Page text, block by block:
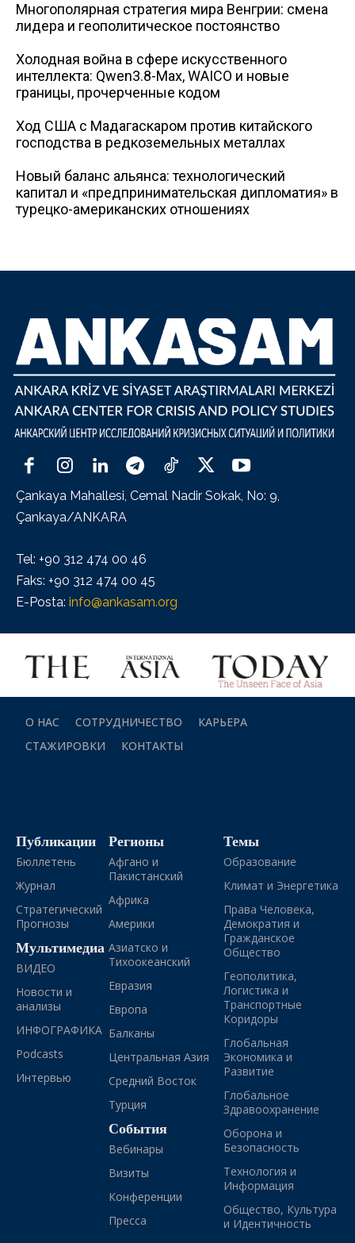
Многополярная стратегия мира Венгрии: смена
лидера и геополитическое постоянство
Холодная война в сфере искусственного
интеллекта: Qwen3.8-Max, WAICO и новые
границы, прочерченные кодом
Ход США с Мадагаскаром против китайского
господства в редкоземельных металлах
Новый баланс альянса: технологический
капитал и «предпринимательская дипломатия» в
турецко-американских отношениях
Çankaya Mahallesi, Cemal Nadir Sokak, No: 9,
Çankaya/ANKARA
Tel: +90 312 474 00 46
Faks: +90 312 474 00 45
E-Posta: info@ankasam.org
О НАС СОТРУДНИЧЕСТВО
КАРЬЕРА
СТАЖИРОВКИ
КОНТАКТЫ
Публикации
Бюллетень
Журнал
Стратегический
Прогнозы
Мультимедиа
ВИДЕО
Новости и
анализы
ИНФОГРАФИКА
Podcasts
Интервью
Регионы
Афгано и
Пакистанский
Африка
Америки
Азиатско и
Тихоокеанский
Евразия
Европа
Балканы
Центральная Азия
Средний Восток
Турция
События
Вебинары
Визиты
Конференции
Пресса
Темы
Образование
Климат и Энергетика
Права Человека,
Демократия и
Гражданское
Общество
Геополитика,
Логистика и
Транспортные
Коридоры
Глобальная
Экономика и
Развитие
Глобальное
Здравоохранение
Оборона и
Безопасность
Технология и
Информация
Общество, Культура
и Идентичность